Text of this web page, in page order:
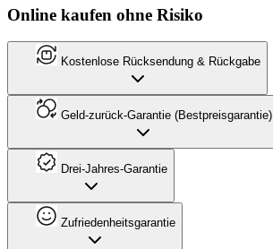
Online kaufen ohne Risiko
Kostenlose Rücksendung & Rückgabe
Geld-zurück-Garantie (Bestpreisgarantie)
Drei-Jahres-Garantie
Zufriedenheitsgarantie